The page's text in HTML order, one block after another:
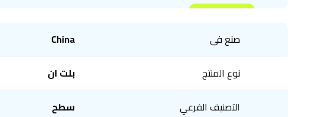
صنع فى
China
نوع المنتج
بلت ان
التصنيف الفرعي
سطح